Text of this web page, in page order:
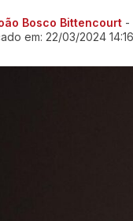
Bosco Bittencourt -
em: 22/03/2024 14:16